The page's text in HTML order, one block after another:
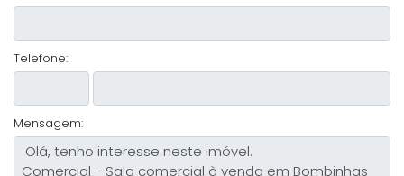
Telefone:
Mensagem: